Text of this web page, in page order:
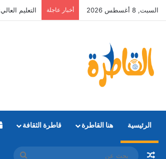
السبت, 8 أغسطس 2026 أخبار عاجلة التعليم
الرئيسية هنا القاطرة قاطرة الثقافة
مقال عشوائي
بحث